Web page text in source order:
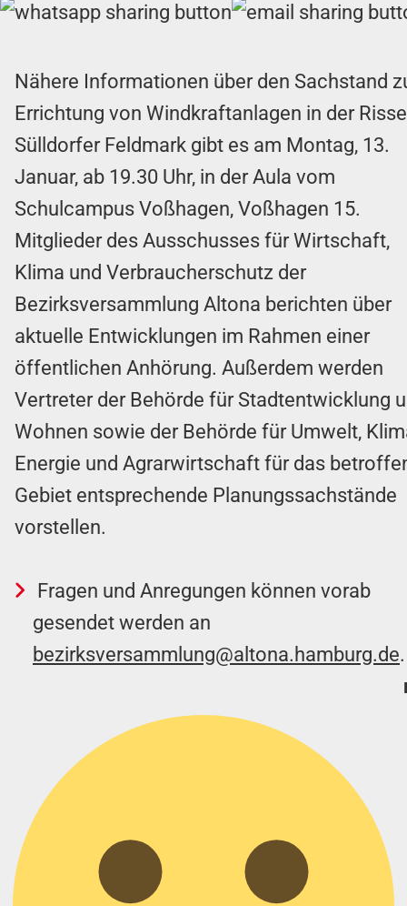
Nähere Informationen über den Sachstand
Errichtung von Windkraftanlagen in der
Sülldorfer Feldmark gibt es am Montag, 13.
Januar, ab 19.30 Uhr, in der Aula vom
Schulcampus Voßhagen, Voßhagen 15.
Mitglieder des Ausschusses für Wirtschaft,
Klima und Verbraucherschutz der
Bezirksversammlung Altona berichten über
aktuelle Entwicklungen im Rahmen einer
öffentlichen Anhörung. Außerdem werden
Vertreter der Behörde für Stadtentwicklung
Wohnen sowie der Behörde für Umwelt,
Energie und Agrarwirtschaft für das
Gebiet entsprechende Planungssachstände
vorstellen.
Fragen und Anregungen können vorab
gesendet werden an
bezirksversammlung@altona.hamburg.de